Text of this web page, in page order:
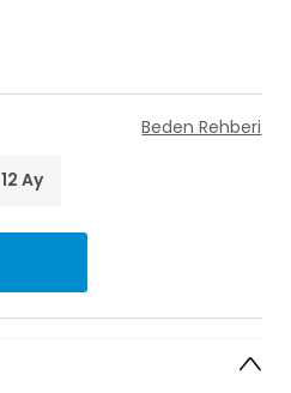
Beden Rehberi
12 Ay